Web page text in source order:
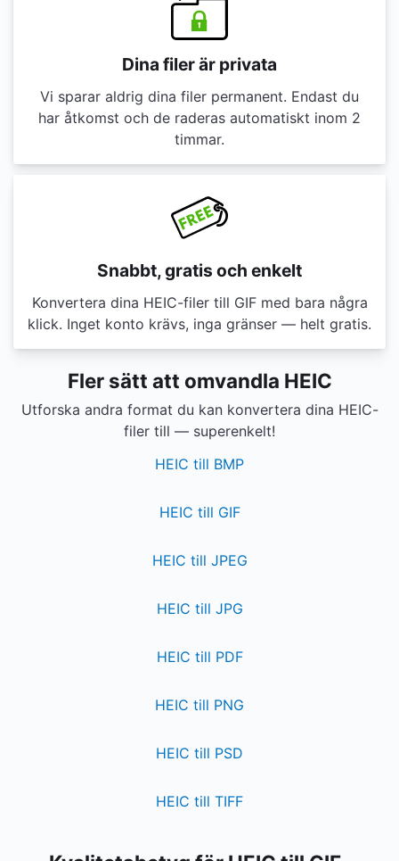
Dina filer är privata
Vi sparar aldrig dina filer permanent. Endast du
har åtkomst och de raderas automatiskt inom 2
timmar.
Snabbt, gratis och enkelt
Konvertera dina HEIC-filer till GIF med bara några
klick. Inget konto krävs, inga gränser — helt gratis.
Fler sätt att omvandla HEIC
Utforska andra format du kan konvertera dina HEIC-
filer till — superenkelt!
HEIC till BMP
HEIC till GIF
HEIC till JPEG
HEIC till JPG
HEIC till PDF
HEIC till PNG
HEIC till PSD
HEIC till TIFF